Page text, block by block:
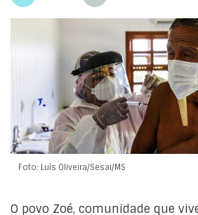
Foto: Luís Oliveira/Sesai/MS
O povo Zoé, comunidade que